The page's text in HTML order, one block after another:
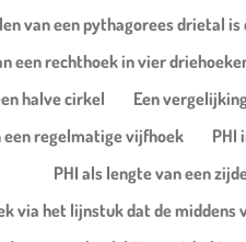
van een pythagorees drietal
een rechthoek in vier
halve cirkel
Een
een regelmatige vijfhoek
PHI
PHI als lengte van een
via het lijnstuk dat de middens